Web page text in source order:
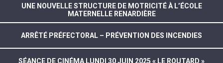
UNE NOUVELLE STRUCTURE DE MOTRICITÉ À L’ÉCOLE
MATERNELLE RENARDIÈRE
ARRÊTÉ PRÉFECTORAL – PRÉVENTION DES INCENDIES
SÉANCE DE CINÉMA LUNDI 30 JUIN 2025 « LE ROUTARD »